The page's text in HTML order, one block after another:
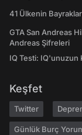
41 Ülkenin
GTA San Andreas
Andreas Şifreleri
IQ Testi: IQ'unuzun
Keşfet
Twitter
Günlük Burç